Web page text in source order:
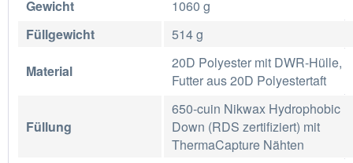
Gewicht
1060 g
Füllgewicht
514 g
Material
20D Polyester mit DWR-Hülle,
Futter aus 20D Polyestertaft
Füllung
650-cuin Nikwax Hydrophobic
Down (RDS zertifiziert) mit
ThermaCapture Nähten